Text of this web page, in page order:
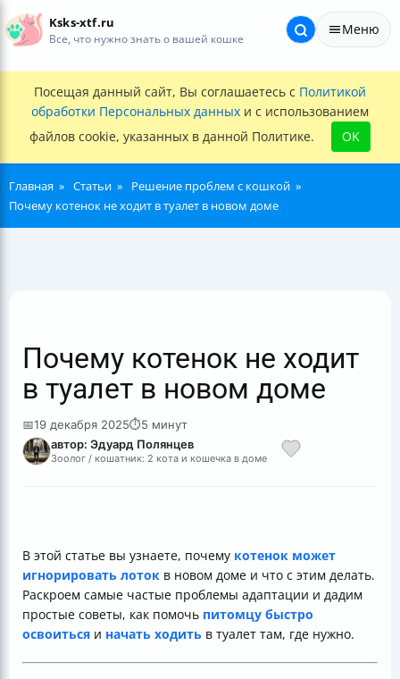
Ksks-xtf.ru
Все, что нужно знать о вашей кошке
Меню
Посещая данный сайт, Вы соглашаетесь с Политикой
обработки Персональных данных и с использованием
файлов cookie, указанных в данной Политике.
OK
Главная Статьи
Решение проблем с кошкой
Почему котенок не ходит в туалет в новом доме
Почему котенок не ходит
в туалет в новом доме
📅19 декабря 2025⏱5 минут
автор: Эдуард Полянцев
Зоолог / кошатник: 2 кота и кошечка в доме
В этой статье вы узнаете, почему котенок может
игнорировать лоток в новом доме и что с этим делать.
Раскроем самые частые проблемы адаптации и дадим
простые советы, как помочь питомцу быстро
освоиться и начать ходить в туалет там, где нужно.